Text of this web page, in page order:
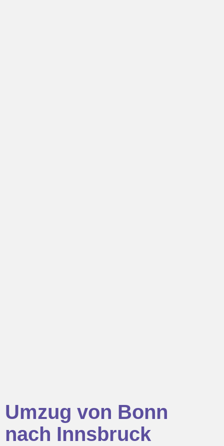
Umzug von Bonn
nach Innsbruck